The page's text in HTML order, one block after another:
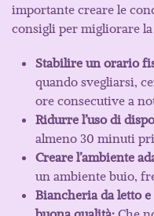
importante creare le
consigli per migliorare
Stabilire un orario
quando svegliarsi,
ore consecutive a
Ridurre l’uso di
almeno 30 minuti
Creare l’ambiente
un ambiente buio,
Biancheria da letto